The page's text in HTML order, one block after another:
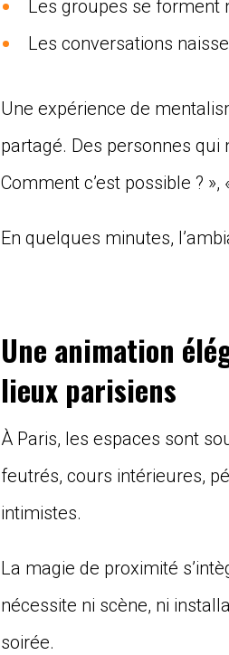
Les groupes se forment
Les conversations
Une expérience de
partagé. Des personnes qui
Comment c’est possible ? »,
En quelques minutes,
Une animation
lieux parisiens
À Paris, les espaces sont
feutrés, cours intérieures,
intimistes.
La magie de proximité
nécessite ni scène, ni
soirée.